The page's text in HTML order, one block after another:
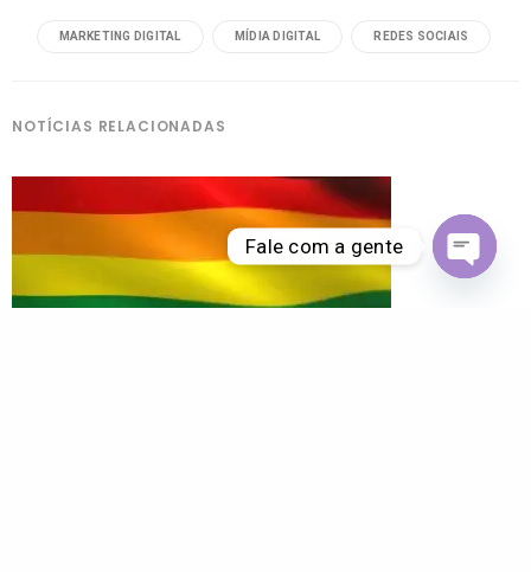
MARKETING DIGITAL MÍDIA DIGITAL REDES SOCIAIS
NOTÍCIAS RELACIONADAS
Fale com a gente
Open